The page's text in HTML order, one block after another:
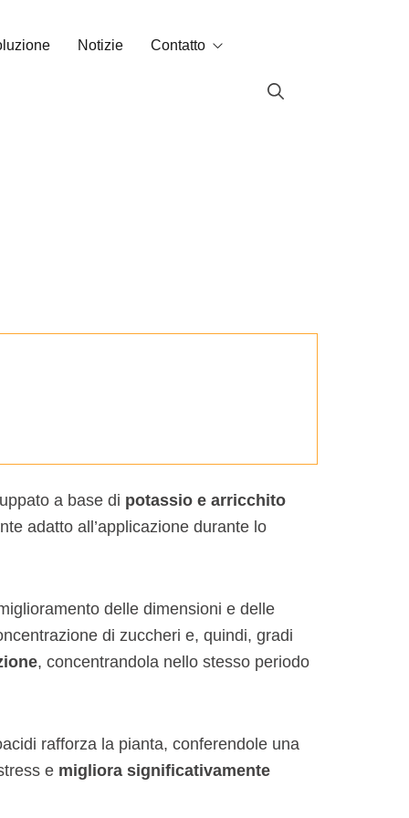
Notizie Contatto
a base di potassio e arricchito
adatto all’applicazione durante lo
delle dimensioni e delle
di zuccheri e, quindi, gradi
, concentrandola nello stesso periodo
rafforza la pianta, conferendole una
e migliora significativamente